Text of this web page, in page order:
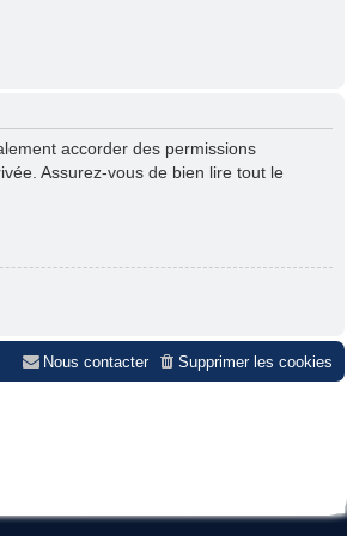
accorder des permissions
Assurez-vous de bien lire tout le
Supprimer les cookies
Nous contacter